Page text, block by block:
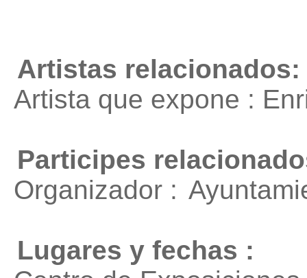
Artistas relacionados:
Artista que expone :
Participes
Organizador :
Lugares y fechas :